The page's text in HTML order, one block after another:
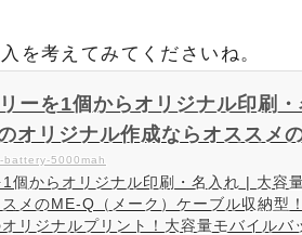
を考えてみてくださいね。
ーを1個からオリジナル印刷
オリジナル作成ならオススメ
5000mah
個からオリジナル印刷・名入れ | 大容
メのME-Q（メーク）ケーブル収納型
リジナルプリント！大容量モバイル